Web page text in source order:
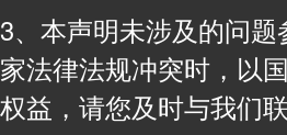
3、本声明未涉及的问
家法律法规冲突时，以
权益，请您及时与我们